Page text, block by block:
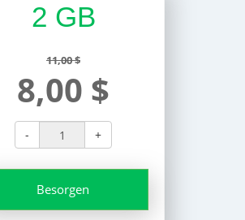
2 GB
11,00 $
8,00 $
- +
Besorgen